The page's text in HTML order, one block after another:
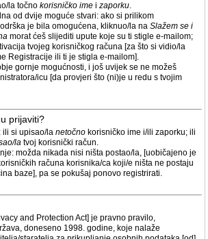
la točno korisničko ime i zaporku.
od dvije moguće stvari: ako si prilikom
je bila omogućena, kliknuo/la na Slažem se i
morat ćeš slijediti upute koje su ti stigle e-mailom;
tvojeg korisničkog računa [za što si vidio/la
Registracije ili ti je stigla e-mailom].
gornje mogućnosti, i još uvijek se ne možeš
icu [da provjeri što (ni)je u redu s tvojim
prijaviti?
ili si upisao/la netočno korisničko ime i/ili zaporku; ili
la tvoj korisnički račun.
možda nikada nisi ništa postao/la, [uobičajeno je
računa korisnika/ca koji/e ništa ne postaju
baze], pa se pokušaj ponovo registrirati.
and Protection Act] je pravno pravilo,
doneseno 1998. godine, koje nalaže